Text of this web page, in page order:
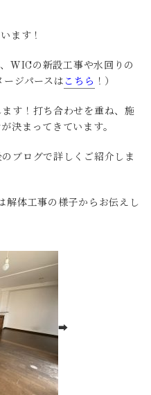
ます！
WICの新設工事や水回りの
ジパースは こちら ！）
す！打ち合わせを重ね、施
決まってきています。
ブログで詳しくご紹介しま
解体工事の様子からお伝えし
➡